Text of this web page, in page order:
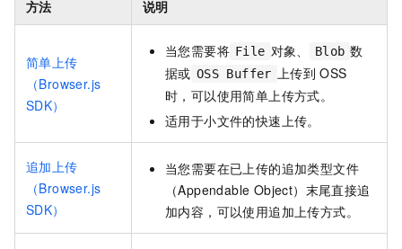
方法 说明
简单上传
（Browser.js
SDK）
当您需要将 File 对象、 Blob 数
据或 OSS Buffer 上传到 OSS
时，可以使用简单上传方式。
适用于小文件的快速上传。
追加上传
（Browser.js
SDK）
当您需要在已上传的追加类型文件
（Appendable Object）末尾直接追
加内容，可以使用追加上传方式。